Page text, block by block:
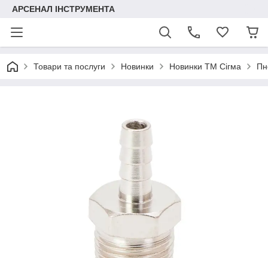
АРСЕНАЛ ІНСТРУМЕНТА
Товари та послуги Новинки Новинки ТМ Сігма